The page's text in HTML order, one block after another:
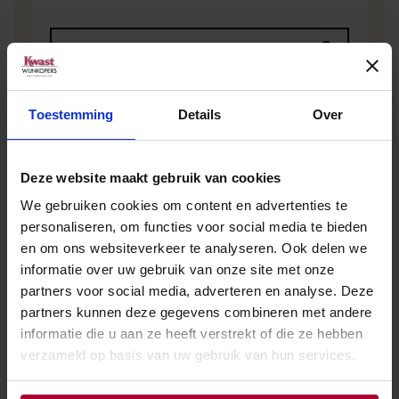
Toestemming Details Over
Deze website maakt gebruik van cookies
We gebruiken cookies om content en advertenties te
personaliseren, om functies voor social media te bieden
en om ons websiteverkeer te analyseren. Ook delen we
informatie over uw gebruik van onze site met onze
partners voor social media, adverteren en analyse. Deze
partners kunnen deze gegevens combineren met andere
informatie die u aan ze heeft verstrekt of die ze hebben
verzameld op basis van uw gebruik van hun services.
Andere wijnen van Guillaume &
Virginie Philip